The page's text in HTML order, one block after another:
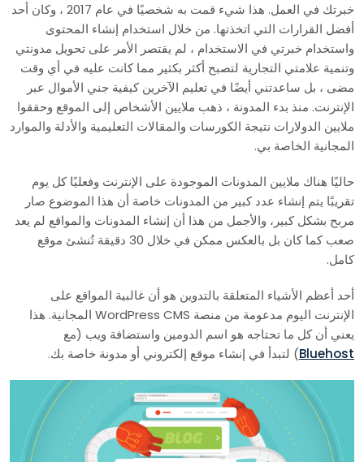
خبرتك في العمل. هذا شيء قمت به شخصيًا في عام 2017 ، وكان أحد
أفضل القرارات التي اتخذتها. من خلال استخدام إنشاء المحتوى
واستخدام خبرتي في الاستخدام ، لم يقتصر الأمر على تحويل مدونتي
وتنمية علامتي التجارية لتصبح أكثر بكثير مما كانت عليه في أي وقت
مضى ، بل ساعدتني أيضًا في تعليم الآخرين كيفية جني الأموال عبر
الإنترنت. منذ بدء المدونة ، ذهب ملايين الأشخاص إلى الموقع وحققوا
ملايين الدولارات نتيجة الكورسات والمقالات التعليمية والأدلة والموارد
المجانية الخاصة بي.
حاليًا هناك ملايين المدونات الموجودة على الإنترنت وفعليًا كل يوم
تقريبًا يتم إنشاء عدد كبير من المدونات خاصة أن هذا الموضوع صار
مربح بشكل كبير، والأجمل من هذا أن إنشاء المدونات والمواقع لم يعد
صعب كما كان بل بالعكس ممكن في خلال 30 دقيقة تُنشئ موقع
كامل.
أحد أعظم الأشياء المتعلقة بالتدوين هو أن غالبية المواقع على
الإنترنت اليوم مدعومة من منصة WordPress CMS المجانية. هذا
يعني أن كل ما تحتاجه هو اسم الدومين واستضافة ويب (مع
Bluehost) لتبدأ في إنشاء موقع إلكتروني أو مدونة خاصة بك.